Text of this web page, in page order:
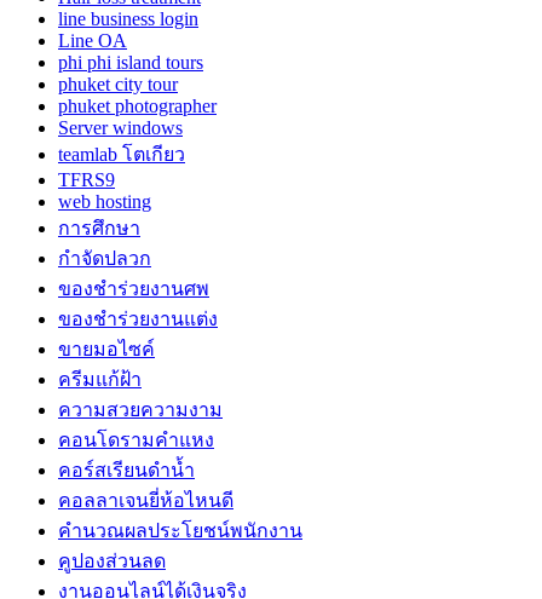
line business login
Line OA
phi phi island tours
phuket city tour
phuket photographer
Server windows
teamlab โตเกียว
TFRS9
web hosting
การศึกษา
กำจัดปลวก
ของชำร่วยงานศพ
ของชำร่วยงานแต่ง
ขายมอไซค์
ครีมแก้ฝ้า
ความสวยความงาม
คอนโดรามคำแหง
คอร์สเรียนดำน้ำ
คอลลาเจนยี่ห้อไหนดี
คำนวณผลประโยชน์พนักงาน
คูปองส่วนลด
งานออนไลน์ได้เงินจริง